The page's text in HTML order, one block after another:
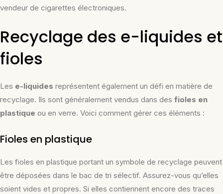
vendeur de cigarettes électroniques.
Recyclage des e-liquides et
fioles
Les e-liquides représentent également un défi en matière de
recyclage. Ils sont généralement vendus dans des fioles en
plastique ou en verre. Voici comment gérer ces éléments :
Fioles en plastique
Les fioles en plastique portant un symbole de recyclage peuvent
être déposées dans le bac de tri sélectif. Assurez-vous qu’elles
soient vides et propres. Si elles contiennent encore des traces